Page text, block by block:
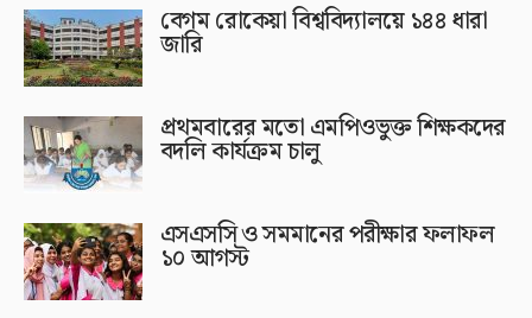
বেগম রোকেয়া বিশ্ববিদ্যালয়ে ১৪৪ ধারা
জারি
প্রথমবারের মতো এমপিওভুক্ত শিক্ষকদের
বদলি কার্যক্রম চালু
এসএসসি ও সমমানের পরীক্ষার ফলাফল
১০ আগস্ট